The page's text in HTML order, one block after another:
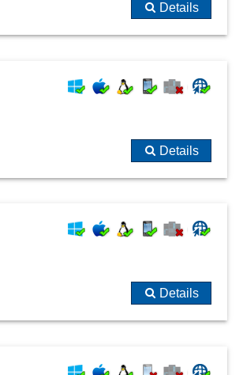
Details
Details
Details